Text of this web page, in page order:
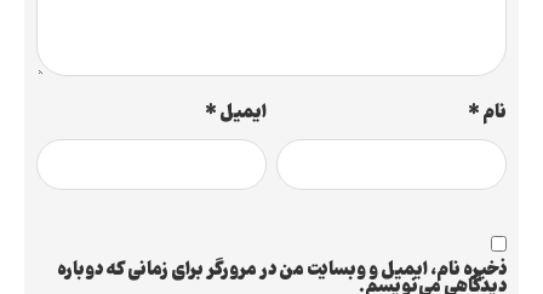
نام* ایمیل*
ذخیره نام، ایمیل و وبسایت من در مرورگر برای زمانی که دوباره